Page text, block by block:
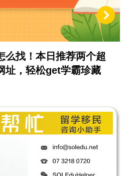
么找！本日推荐两个超
址，轻松get学霸珍藏